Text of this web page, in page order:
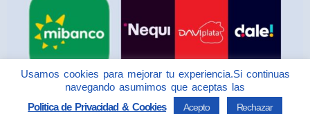
Usamos cookies para mejorar tu experiencia.Si continuas
navegando asumimos que aceptas las
Politica de Privacidad & Cookies
Acepto Rechazar